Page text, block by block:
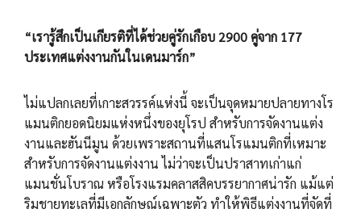
“เรารู้สึกเป็นเกียรติที่ได้ช่วยคู่รักเกือบ 2900 คู่จาก 177
ประเทศแต่งงานกันในเดนมาร์ก”
ไม่แปลกเลยที่เกาะสวรรค์แห่งนี้ จะเป็นจุดหมายปลายทางโร
แมนติกยอดนิยมแห่งหนึ่งของยุโรป สำหรับการจัดงานแต่ง
งานและฮันนีมูน ด้วยเพราะสถานที่แสนโรแมนติกที่เหมาะ
สำหรับการจัดงานแต่งงาน ไม่ว่าจะเป็นปราสาทเก่าแก่
แมนชั่นโบราณ หรือโรงแรมคลาสสิคบรรยากาศน่ารัก แม้แต่
ริมชายทะเลที่มีเอกลักษณ์เฉพาะตัว ทำให้พิธีแต่งงานที่จัดที่